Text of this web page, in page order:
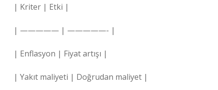
| Kriter | Etki |
| ————— | —————- |
| Enflasyon | Fiyat artışı |
| Yakıt maliyeti | Doğrudan maliyet |